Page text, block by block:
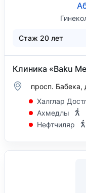
Стаж 20 лет
просп. Бабека,
Халглар
Ахмедлы
Нефтчиляр